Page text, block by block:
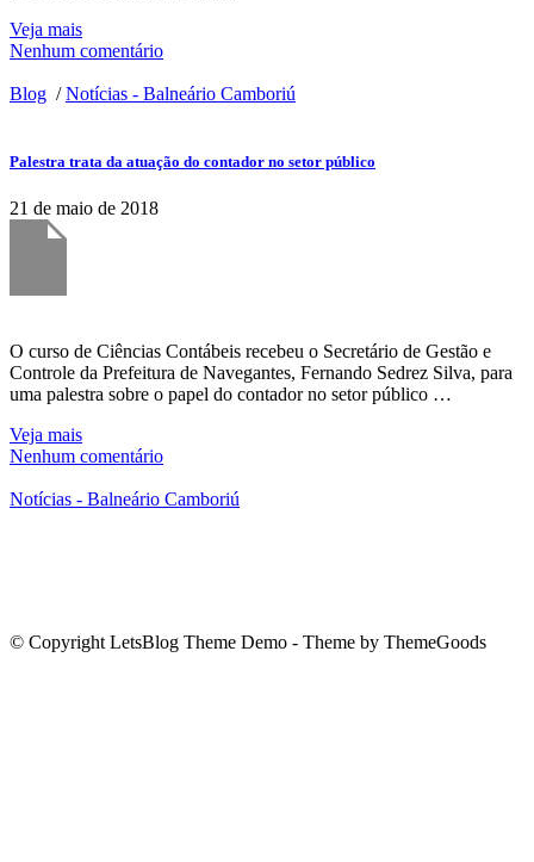
Veja mais
Nenhum comentário
Blog /Notícias - Balneário Camboriú
Palestra trata da atuação do contador no setor público
21 de maio de 2018
O curso de Ciências Contábeis recebeu o Secretário de Gestão e
Controle da Prefeitura de Navegantes, Fernando Sedrez Silva, para
uma palestra sobre o papel do contador no setor público …
Veja mais
Nenhum comentário
Notícias - Balneário Camboriú
© Copyright LetsBlog Theme Demo - Theme by ThemeGoods